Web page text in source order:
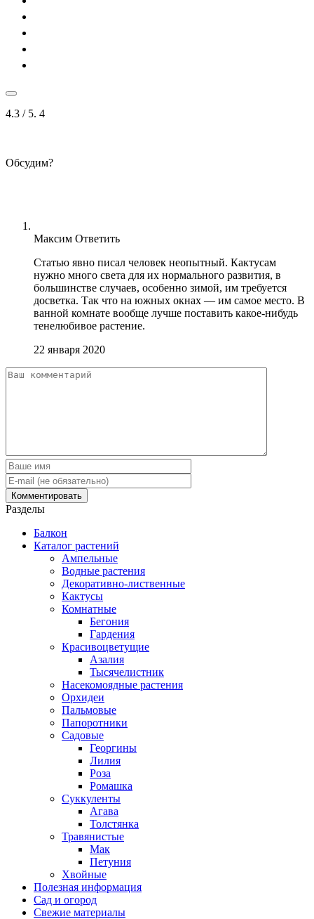
4.3 / 5. 4
Обсудим?
Максим Ответить
Статью явно писал человек неопытный. Кактусам
нужно много света для их нормального развития, в
большинстве случаев, особенно зимой, им требуется
досветка. Так что на южных окнах — им самое место. В
ванной комнате вообще лучше поставить какое-нибудь
тенелюбивое растение.
22 января 2020
Разделы
Балкон
Каталог растений
Ампельные
Водные растения
Декоративно-лиственные
Кактусы
Комнатные
Бегония
Гардения
Красивоцветущие
Азалия
Тысячелистник
Насекомоядные растения
Орхидеи
Пальмовые
Папоротники
Садовые
Георгины
Лилия
Роза
Ромашка
Суккуленты
Агава
Толстянка
Травянистые
Мак
Петуния
Хвойные
Полезная информация
Сад и огород
Свежие материалы